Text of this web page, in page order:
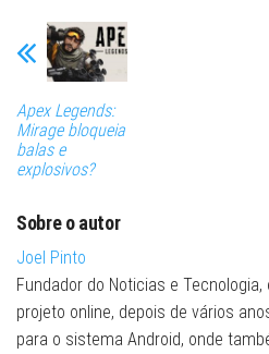
Apex Legends:
Mirage bloqueia
balas e
explosivos?
Sobre o autor
Joel Pinto
Fundador do Noticias e
projeto online, depois de vários
para o sistema Android, onde